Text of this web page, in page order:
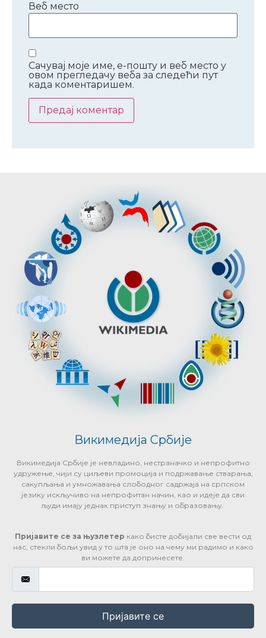
Веб место
Сачувај моје име, е-пошту и веб место у
овом прегледачу веба за следећи пут
када коментаришем.
Викимедија Србије
Викимедија Србије је невладино, нестраначко и непрофитно
удружење, чији су циљеви промоција и подржавање стварања,
сакупљања и умножавања слободног садржаја на српском
језику искључиво на непрофитан начин, као и идеје да сви
људи имају једнак приступ знању и образовању.
Пријавите се за њузлетер како бисте добијали све вести од
нас, стекли бољи увид у то шта је оно на чему ми радимо и како
ви можете да допринесете.
Пријавите се